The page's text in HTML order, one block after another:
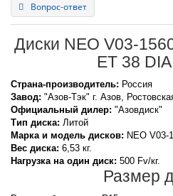
Вопрос-ответ
Диски NEO V03-
ET 38
Страна-производитель: Россия
Завод: "Азов-Тэк" г. Азов,
Официальный дилер: "Азовдиск"
Тип диска: Литой
Марка и модель дисков: NEO V03-
Вес диска: 6,53 кг.
Нагрузка на один диск: 500 Fv/кг.
Размер